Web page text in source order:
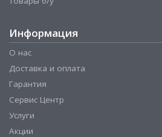
Информация
О нас
Доставка и оплата
Гарантия
Сервис Центр
Услуги
Акции